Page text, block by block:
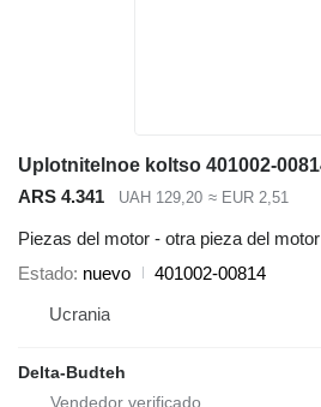
ARS 4.341 UAH 129,20 ≈ EUR 2,51
Piezas del motor - otra pieza del motor
Estado nuevo
401002-00814
Ucrania
Delta-Budteh